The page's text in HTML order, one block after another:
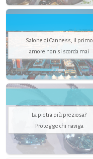
Salone di Canness, il primo
amore non si scorda mai
La pietra più preziosa?
Protegge chi naviga